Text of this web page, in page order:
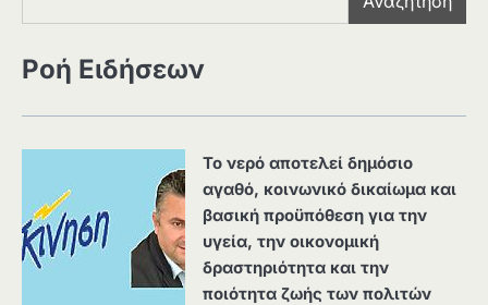
Ροή Ειδήσεων
Το νερό αποτελεί δημόσιο
αγαθό, κοινωνικό δικαίωμα και
βασική προϋπόθεση για την
υγεία, την οικονομική
δραστηριότητα και την
ποιότητα ζωής των πολιτών